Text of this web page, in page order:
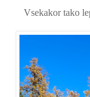
Vsekakor tako